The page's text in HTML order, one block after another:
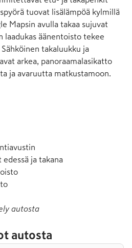
tuovat lisälämpöä kylmillä
Mapsin avulla takaa sujuvat
laadukas äänentoisto tekee
takaluukku ja
arkea, panoraamalasikatto
ja avaruutta matkustamoon.
ja takana
autosta
autosta